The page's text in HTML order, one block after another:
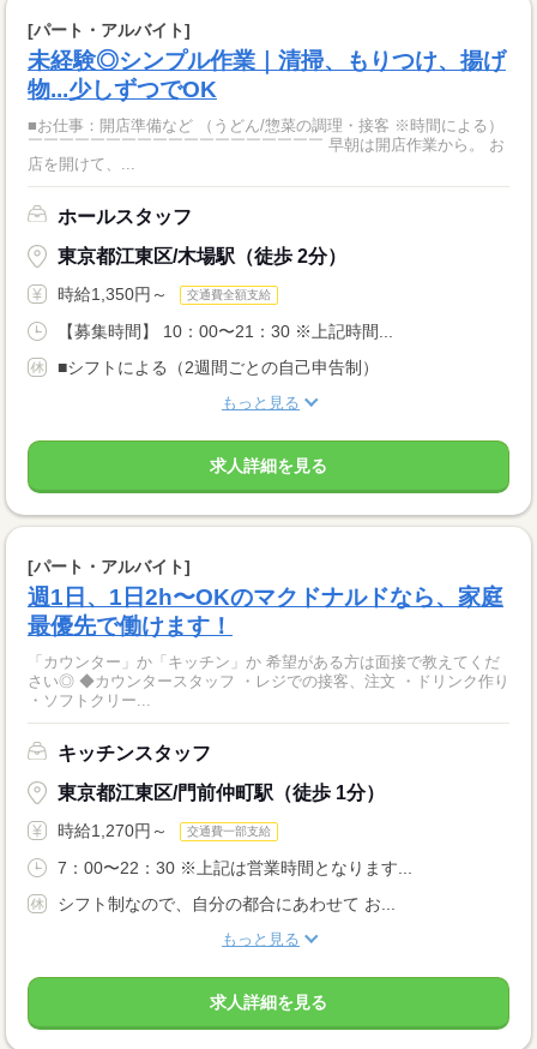
[パート・アルバイト]
未経験◎シンプル作業｜清掃、もりつけ、揚げ
物...少しずつでOK
■お仕事：開店準備など （うどん/惣菜の調理・接客 ※時間による）
￣￣￣￣￣￣￣￣￣￣￣￣￣￣￣￣￣￣￣ 早朝は開店作業から。 お
店を開けて、...
ホールスタッフ
東京都江東区/木場駅（徒歩 2分）
時給1,350円～ 交通費全額支給
【募集時間】 10：00〜21：30 ※上記時間...
■シフトによる（2週間ごとの自己申告制）
もっと見る
求人詳細を見る
[パート・アルバイト]
週1日、1日2h〜OKのマクドナルドなら、家庭
最優先で働けます！
「カウンター」か「キッチン」か 希望がある方は面接で教えてくだ
さい◎ ◆カウンタースタッフ ・レジでの接客、注文 ・ドリンク作り
・ソフトクリー...
キッチンスタッフ
東京都江東区/門前仲町駅（徒歩 1分）
時給1,270円～ 交通費一部支給
7：00〜22：30 ※上記は営業時間となります...
シフト制なので、自分の都合にあわせて お...
もっと見る
求人詳細を見る